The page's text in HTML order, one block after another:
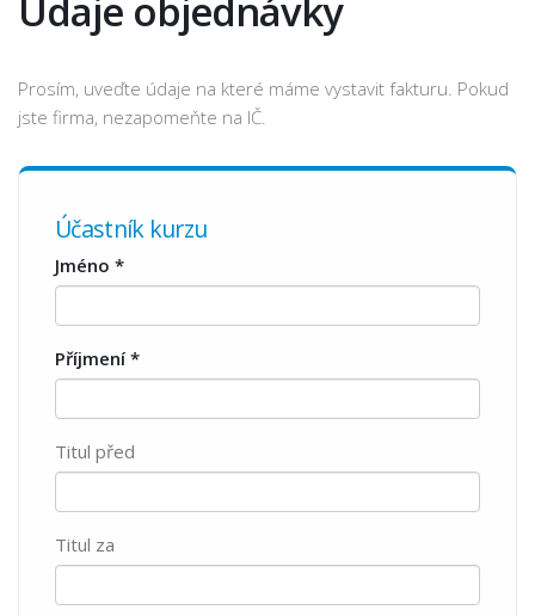
Údaje objednávky
Prosím, uveďte údaje na které máme vystavit fakturu. Pokud
jste firma, nezapomeňte na IČ.
Účastník kurzu
Jméno *
Příjmení*
Titul před
Titul za